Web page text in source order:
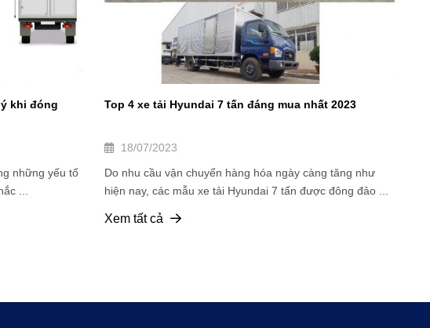
khi đóng
những yếu tố
...
Top 4 xe tải Hyundai 7 tấn đáng mua nhất 2023
18/07/2023
Do nhu cầu vận chuyển hàng hóa ngày càng tăng như
hiện nay, các mẫu xe tải Hyundai 7 tấn được đông đảo ...
Xem tất cả